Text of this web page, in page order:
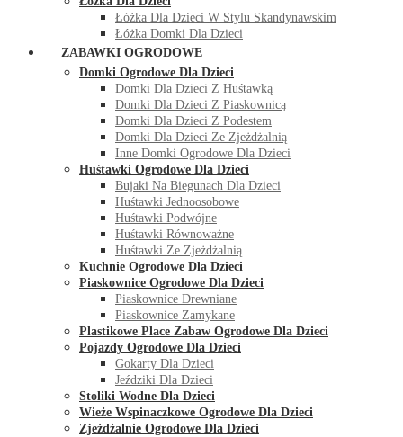
Łóżka Dla Dzieci W Stylu Skandynawskim
Łóżka Domki Dla Dzieci
ZABAWKI OGRODOWE
Domki Ogrodowe Dla Dzieci
Domki Dla Dzieci Z Huśtawką
Domki Dla Dzieci Z Piaskownicą
Domki Dla Dzieci Z Podestem
Domki Dla Dzieci Ze Zjeżdżalnią
Inne Domki Ogrodowe Dla Dzieci
Huśtawki Ogrodowe Dla Dzieci
Bujaki Na Biegunach Dla Dzieci
Huśtawki Jednoosobowe
Huśtawki Podwójne
Huśtawki Równoważne
Huśtawki Ze Zjeżdżalnią
Kuchnie Ogrodowe Dla Dzieci
Piaskownice Ogrodowe Dla Dzieci
Piaskownice Drewniane
Piaskownice Zamykane
Plastikowe Place Zabaw Ogrodowe Dla Dzieci
Pojazdy Ogrodowe Dla Dzieci
Gokarty Dla Dzieci
Jeździki Dla Dzieci
Stoliki Wodne Dla Dzieci
Wieże Wspinaczkowe Ogrodowe Dla Dzieci
Zjeżdżalnie Ogrodowe Dla Dzieci